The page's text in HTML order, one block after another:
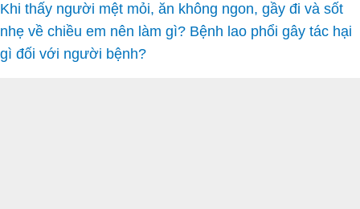
Khi thấy người mệt mỏi, ăn không ngon, gầy đi và sốt
nhẹ về chiều em nên làm gì? Bệnh lao phổi gây tác hại
gì đối với người bệnh?